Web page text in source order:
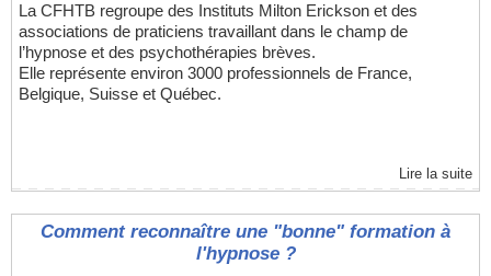
La CFHTB regroupe des Instituts Milton Erickson et des
associations de praticiens travaillant dans le champ de
l’hypnose et des psychothérapies brèves.
Elle représente environ 3000 professionnels de France,
Belgique, Suisse et Québec.
Lire la suite
Comment reconnaître une "bonne" formation à
l'hypnose ?